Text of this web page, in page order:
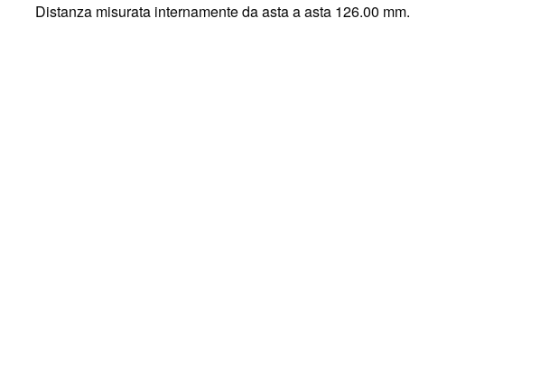
Distanza misurata internamente da asta a asta 126.00 mm.